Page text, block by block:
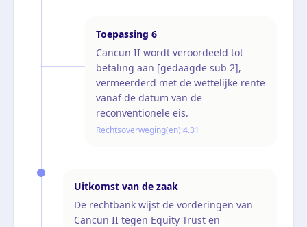
Toepassing 6
Cancun II wordt veroordeeld tot
betaling aan [gedaagde sub 2],
vermeerderd met de wettelijke rente
vanaf de datum van de
reconventionele eis.
Rechtsoverweging(en):4.31
Uitkomst van de zaak
De rechtbank wijst de vorderingen van
Cancun II tegen Equity Trust en